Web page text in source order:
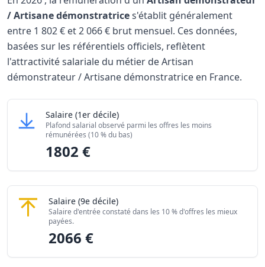
/ Artisane démonstratrices'établit généralement
entre 1 802 € et2 066 € brut mensuel. Ces données,
basées sur les référentiels officiels, reflètent
l'attractivité salariale du métier de Artisan
démonstrateur / Artisane démonstratrice en France.
Grille salariale Artisan démonstrateur / Artisane
Niveau de salaire (Déciles)
Salaire minimum (10% les moins rémunérés)
Salaire maximum (10% les mieux rémunérés)
Salaire Artisan démonstrateur / Artisane
(1er décile)
Plafond salarial observé parmi les offres les moins
rémunérées (10 % du bas)
1802 €
Salaire Artisan démonstrateur / Artisane
(9e décile)
Salaire d'entrée constaté dans les 10 % d'offres les mieux
payées.
2066 €